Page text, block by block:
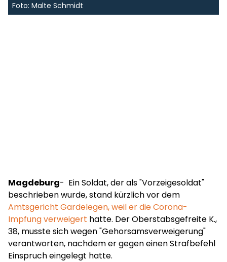
Foto: Malte Schmidt
Magdeburg- Ein Soldat, der als "Vorzeigesoldat"
beschrieben wurde, stand kürzlich vor dem
Amtsgericht Gardelegen, weil er die Corona-
Impfung verweigert hatte. Der Oberstabsgefreite K.,
38, musste sich wegen "Gehorsamsverweigerung"
verantworten, nachdem er gegen einen Strafbefehl
Einspruch eingelegt hatte.